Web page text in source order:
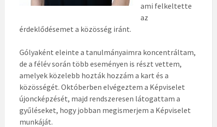
ami felkeltette
az
érdeklődésemet a közösség iránt.
Gólyaként eleinte a tanulmányaimra koncentráltam,
de a félév során több eseményen is részt vettem,
amelyek közelebb hozták hozzám a kart és a
közösségét. Októberben elvégeztem a Képviselet
újoncképzését, majd rendszeresen látogattam a
gyűléseket, hogy jobban megismerjem a Képviselet
munkáját.